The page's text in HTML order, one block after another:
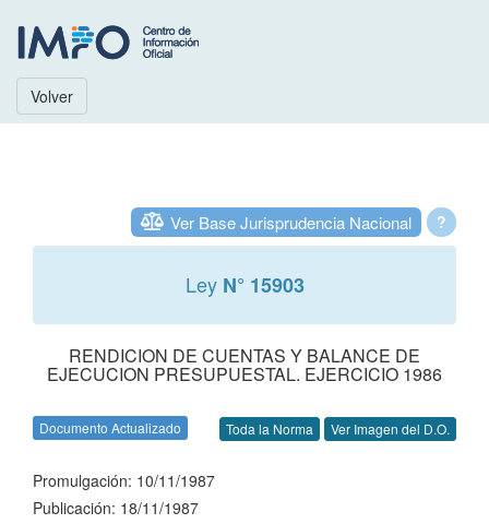
Volver
?
Ver Base Jurisprudencia Nacional
Ley N° 15903
RENDICION DE CUENTAS Y BALANCE DE
EJECUCION PRESUPUESTAL. EJERCICIO 1986
Documento Actualizado Toda la Norma Ver Imagen del D.O.
Promulgación: 10/11/1987
Publicación: 18/11/1987